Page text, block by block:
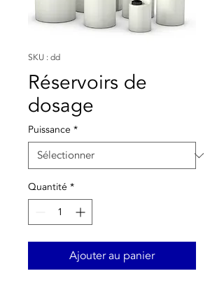
SKU : dd
Réservoirs de
dosage
Puissance *
Quantité *
Ajouter au panier